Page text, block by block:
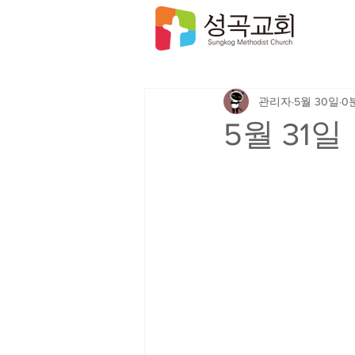
5월 31일
관리자 5월 30일 0